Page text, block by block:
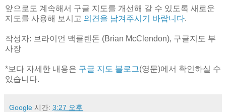
앞으로도 계속해서 구글 지도를 개선해 갈 수 있도록 새로운
지도를 사용해 보시고 의견을 남겨주시기 바랍니다.
작성자: 브라이언 맥클렌돈 (Brian McClendon), 구글지도 부
사장
*보다 자세한 내용은 구글 지도 블로그(영문)에서 확인하실 수
있습니다.
Google 시간: 3:27 오후